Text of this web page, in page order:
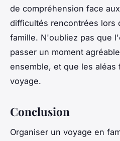
de compréhension face
difficultés rencontrées lors
famille. N'oubliez pas que
passer un moment
ensemble, et que les
voyage.
Conclusion
Organiser un voyage en